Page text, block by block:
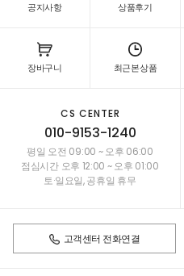
공지사항 상품후기
장바구니 최근본상품
CS CENTER
010-9153-1240
평일 오전 09:00 ~ 오후 06:00
점심시간 오후 12:00 ~ 오후 01:00
토·일요일, 공휴일 휴무
고객센터 전화연결